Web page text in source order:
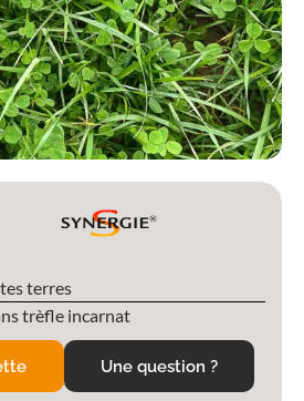
terres
trèfle incarnat
Une question ?